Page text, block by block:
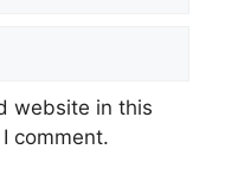
website in this
comment.